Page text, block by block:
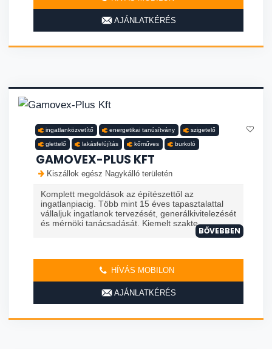
AJÁNLATKÉRÉS
ingatlanközvetítő energetikai tanúsítvány szigetelő
glettelő lakásfelújítás kőműves burkoló
GAMOVEX-PLUS KFT
Kiszállok egész Nagykálló területén
Komplett megoldások az építészettől az
ingatlanpiacig. Több mint 15 éves tapasztalattal
vállaljuk ingatlanok tervezését, generálkivitelezését
és mérnöki tanácsadását. Kiemelt szakte...
BŐVEBBEN
HÍVÁS MOBILON
AJÁNLATKÉRÉS